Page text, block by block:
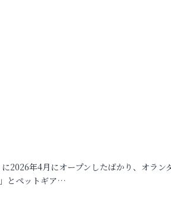
2026年4月にオープンしたばかり、オラン
とペットギア…